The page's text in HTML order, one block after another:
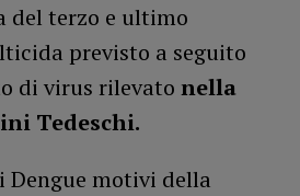
del terzo e ultimo
previsto a seguito
di virus rilevato nella
Tedeschi.
motivi della